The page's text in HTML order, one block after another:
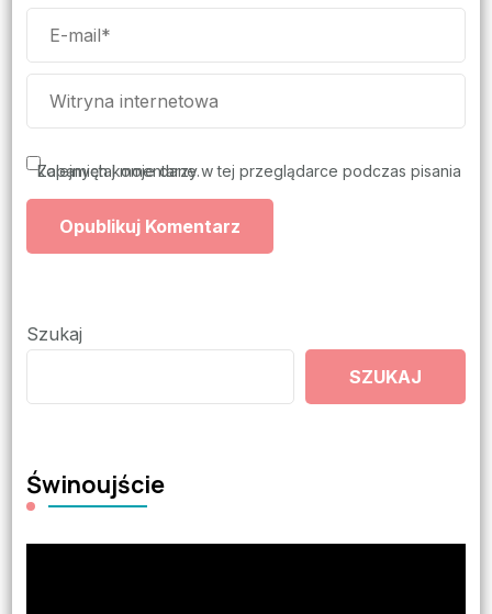
Zapamiętaj moje dane w tej przeglądarce podczas pisania kolejnych komentarzy.
Szukaj
SZUKAJ
Świnoujście